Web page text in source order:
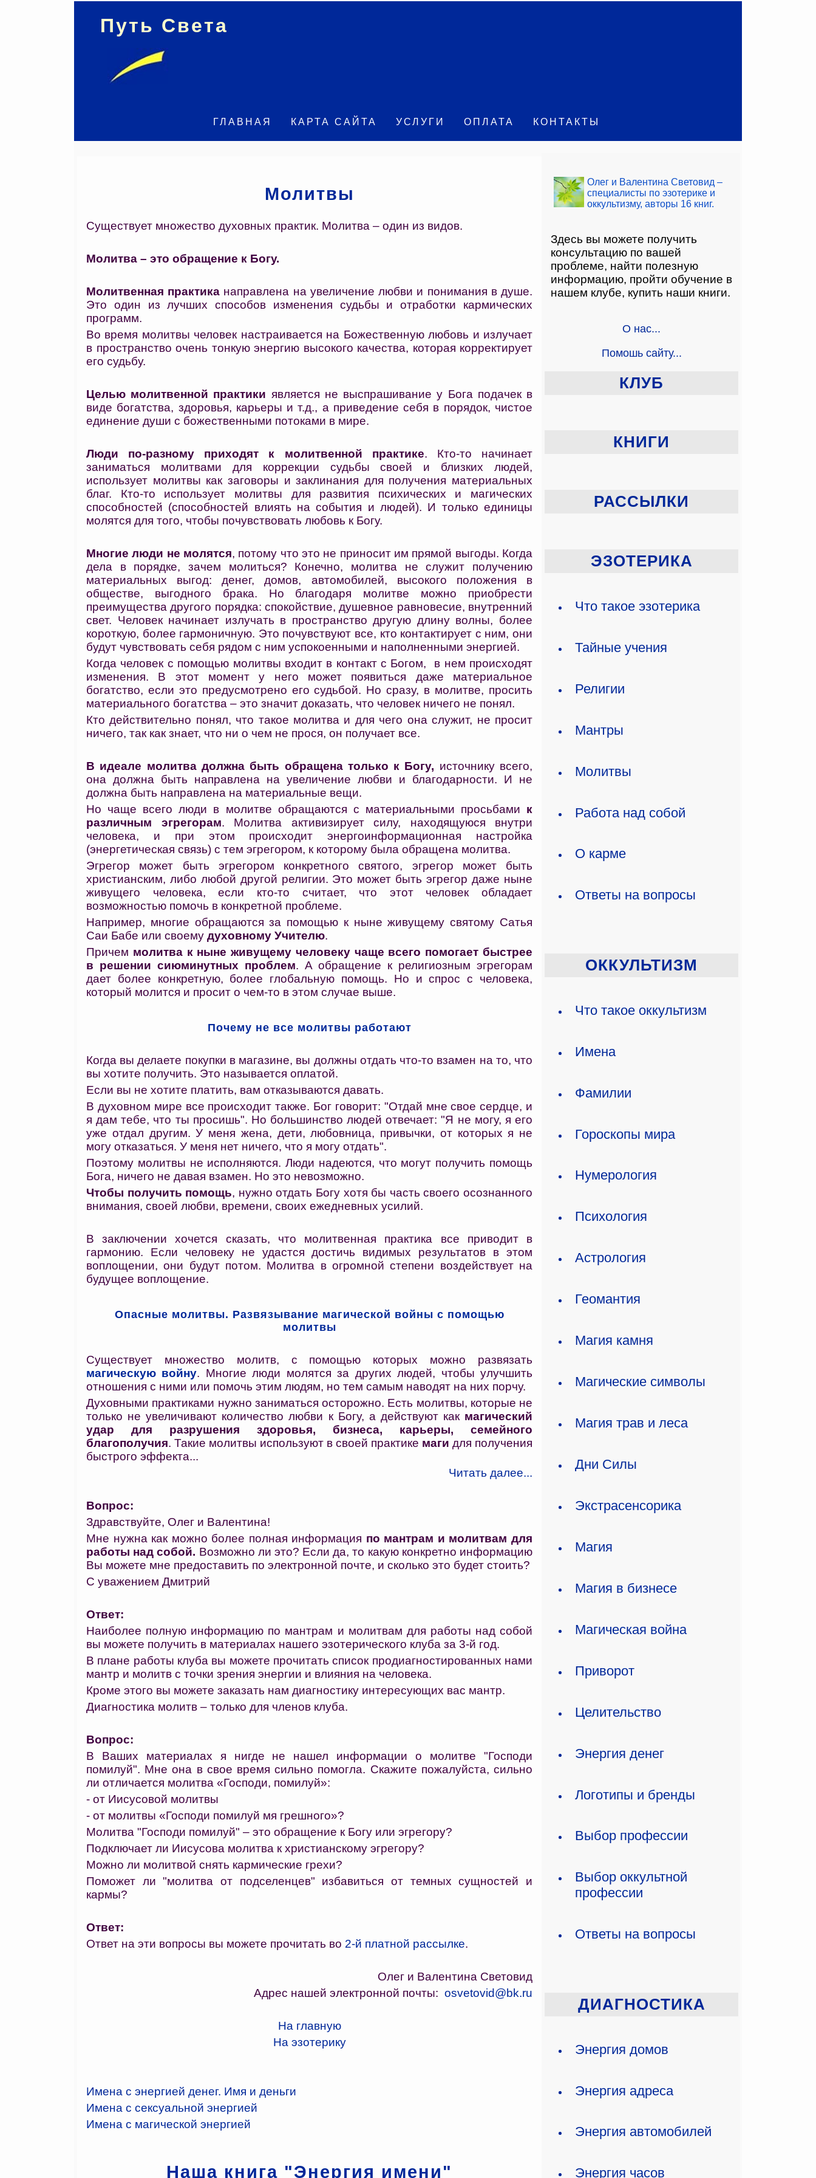
Путь Света
ГЛАВНАЯ КАРТА САЙТА УСЛУГИ ОПЛАТА КОНТАКТЫ
Олег и Валентина Световид –
специалисты по эзотерике и
оккультизму, авторы 16 книг.
Здесь вы можете получить
консультацию по вашей
проблеме, найти полезную
информацию, пройти обучение в
нашем клубе, купить наши книги.
О нас...
Помошь сайту...
КЛУБ
КНИГИ
РАССЫЛКИ
ЭЗОТЕРИКА
Что такое эзотерика
Тайные учения
Религии
Мантры
Молитвы
Работа над собой
О карме
Ответы на вопросы
ОККУЛЬТИЗМ
Что такое оккультизм
Имена
Фамилии
Гороскопы мира
Нумерология
Психология
Астрология
Геомантия
Магия камня
Магические символы
Магия трав и леса
Дни Силы
Экстрасенсорика
Магия
Магия в бизнесе
Магическая война
Приворот
Целительство
Энергия денег
Логотипы и бренды
Выбор профессии
Выбор оккультной
профессии
Ответы на вопросы
ДИАГНОСТИКА
Энергия домов
Энергия адреса
Энергия автомобилей
Энергия часов
Молитвы
Существует множество духовных практик. Молитва – один из видов.
Молитва – это обращение к Богу.
Молитвенная практика направлена на увеличение любви и понимания в душе.
Это один из лучших способов изменения судьбы и отработки кармических
программ.
Во время молитвы человек настраивается на Божественную любовь и излучает
в пространство очень тонкую энергию высокого качества, которая корректирует
его судьбу.
Целью молитвенной практики является не выспрашивание у Бога подачек в
виде богатства, здоровья, карьеры и т.д., а приведение себя в порядок, чистое
единение души с божественными потоками в мире.
Люди по-разному приходят к молитвенной практике. Кто-то начинает
заниматься молитвами для коррекции судьбы своей и близких людей,
использует молитвы как заговоры и заклинания для получения материальных
благ. Кто-то использует молитвы для развития психических и магических
способностей (способностей влиять на события и людей). И только единицы
молятся для того, чтобы почувствовать любовь к Богу.
Многие люди не молятся, потому что это не приносит им прямой выгоды. Когда
дела в порядке, зачем молиться? Конечно, молитва не служит получению
материальных выгод: денег, домов, автомобилей, высокого положения в
обществе, выгодного брака. Но благодаря молитве можно приобрести
преимущества другого порядка: спокойствие, душевное равновесие, внутренний
свет. Человек начинает излучать в пространство другую длину волны, более
короткую, более гармоничную. Это почувствуют все, кто контактирует с ним, они
будут чувствовать себя рядом с ним успокоенными и наполненными энергией.
Когда человек с помощью молитвы входит в контакт с Богом, в нем происходят
изменения. В этот момент у него может появиться даже материальное
богатство, если это предусмотрено его судьбой. Но сразу, в молитве, просить
материального богатства – это значит доказать, что человек ничего не понял.
Кто действительно понял, что такое молитва и для чего она служит, не просит
ничего, так как знает, что ни о чем не прося, он получает все.
В идеале молитва должна быть обращена только к Богу, источнику всего,
она должна быть направлена на увеличение любви и благодарности. И не
должна быть направлена на материальные вещи.
Но чаще всего люди в молитве обращаются с материальными просьбами к
различным эгрегорам. Молитва активизирует силу, находящуюся внутри
человека, и при этом происходит энергоинформационная настройка
(энергетическая связь) с тем эгрегором, к которому была обращена молитва.
Эгрегор может быть эгрегором конкретного святого, эгрегор может быть
христианским, либо любой другой религии. Это может быть эгрегор даже ныне
живущего человека, если кто-то считает, что этот человек обладает
возможностью помочь в конкретной проблеме.
Например, многие обращаются за помощью к ныне живущему святому Сатья
Саи Бабе или своему духовному Учителю.
Причем молитва к ныне живущему человеку чаще всего помогает быстрее
в решении сиюминутных проблем. А обращение к религиозным эгрегорам
дает более конкретную, более глобальную помощь. Но и спрос с человека,
который молится и просит о чем-то в этом случае выше.
Почему не все молитвы работают
Когда вы делаете покупки в магазине, вы должны отдать что-то взамен на то, что
вы хотите получить. Это называется оплатой.
Если вы не хотите платить, вам отказываются давать.
В духовном мире все происходит также. Бог говорит: "Отдай мне свое сердце, и
я дам тебе, что ты просишь". Но большинство людей отвечает: "Я не могу, я его
уже отдал другим. У меня жена, дети, любовница, привычки, от которых я не
могу отказаться. У меня нет ничего, что я могу отдать".
Поэтому молитвы не исполняются. Люди надеются, что могут получить помощь
Бога, ничего не давая взамен. Но это невозможно.
Чтобы получить помощь, нужно отдать Богу хотя бы часть своего осознанного
внимания, своей любви, времени, своих ежедневных усилий.
В заключении хочется сказать, что молитвенная практика все приводит в
гармонию. Если человеку не удастся достичь видимых результатов в этом
воплощении, они будут потом. Молитва в огромной степени воздействует на
будущее воплощение.
Опасные молитвы. Развязывание магической войны с помощью
молитвы
Существует множество молитв, с помощью которых можно развязать
магическую войну. Многие люди молятся за других людей, чтобы улучшить
отношения с ними или помочь этим людям, но тем самым наводят на них порчу.
Духовными практиками нужно заниматься осторожно. Есть молитвы, которые не
только не увеличивают количество любви к Богу, а действуют как магический
удар для разрушения здоровья, бизнеса, карьеры, семейного
благополучия. Такие молитвы используют в своей практике маги для получения
быстрого эффекта...
Читать далее...
Вопрос:
Здравствуйте, Олег и Валентина!
Мне нужна как можно более полная информация по мантрам и молитвам для
работы над собой. Возможно ли это? Если да, то какую конкретно информацию
Вы можете мне предоставить по электронной почте, и сколько это будет стоить?
С уважением Дмитрий
Ответ:
Наиболее полную информацию по мантрам и молитвам для работы над собой
вы можете получить в материалах нашего эзотерического клуба за 3-й год.
В плане работы клуба вы можете прочитать список продиагностированных нами
мантр и молитв с точки зрения энергии и влияния на человека.
Кроме этого вы можете заказать нам диагностику интересующих вас мантр.
Диагностика молитв – только для членов клуба.
Вопрос:
В Ваших материалах я нигде не нашел информации о молитве "Господи
помилуй". Мне она в свое время сильно помогла. Скажите пожалуйста, сильно
ли отличается молитва «Господи, помилуй»:
- от Иисусовой молитвы
- от молитвы «Господи помилуй мя грешного»?
Молитва "Господи помилуй" – это обращение к Богу или эгрегору?
Подключает ли Иисусова молитва к христианскому эгрегору?
Можно ли молитвой снять кармические грехи?
Поможет ли "молитва от подселенцев" избавиться от темных сущностей и
кармы?
Ответ:
Ответ на эти вопросы вы можете прочитать во 2-й платной рассылке.
Олег и Валентина Световид
Адрес нашей электронной почты: osvetovid@bk.ru
На главную
На эзотерику
Имена с энергией денег. Имя и деньги
Имена с сексуальной энергией
Имена с магической энергией
Наша книга "Энергия имени"